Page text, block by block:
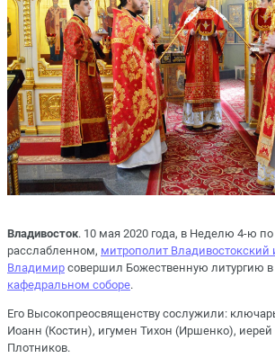
Владивосток. 10 мая 2020 года, в Неделю 4-ю по
расслабленном, митрополит
Владимир совершил Божественную литургию в
кафедральном соборе.
Его Высокопреосвященству сослужили:
Иоанн (Костин), игумен Тихон (Иршенко),
Плотников.